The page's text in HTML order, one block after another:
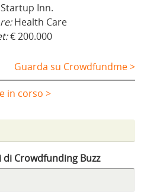
Startup Inn.
Health Care
€ 200.000
Guarda su Crowdfundme >
in corso >
Crowdfunding Buzz